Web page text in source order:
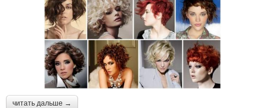
читать дальше →